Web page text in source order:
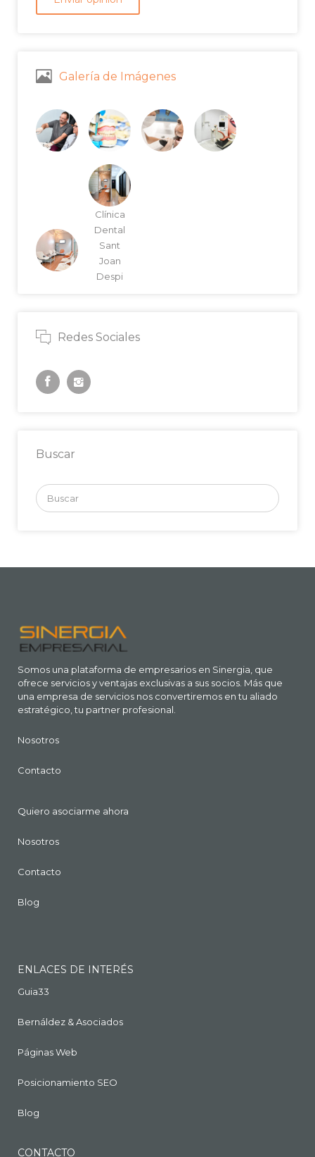
Galería de Imágenes
Clínica
Dental
Sant
Joan
Despi
Redes Sociales
Buscar
Buscar
por:
Somos una plataforma de empresarios en Sinergia, que
ofrece servicios y ventajas exclusivas a sus socios. Más que
una empresa de servicios nos convertiremos en tu aliado
estratégico, tu partner profesional.
Nosotros
Contacto
Quiero asociarme ahora
Nosotros
Contacto
Blog
ENLACES DE INTERÉS
Guia33
Bernáldez & Asociados
Páginas Web
Posicionamiento SEO
Blog
CONTACTO